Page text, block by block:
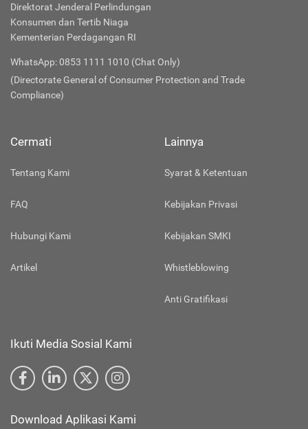
Direktorat Jenderal Perlindungan
Konsumen dan Tertib Niaga
Kementerian Perdagangan RI
WhatsApp: 0853 1111 1010 (Chat Only)
(Directorate General of Consumer Protection and Trade
Compliance)
Cermati
Tentang Kami
FAQ
Hubungi Kami
Artikel
Lainnya
Syarat & Ketentuan
Kebijakan Privasi
Kebijakan SMKI
Whistleblowing
Anti Gratifikasi
Ikuti Media Sosial Kami
Download Aplikasi Kami